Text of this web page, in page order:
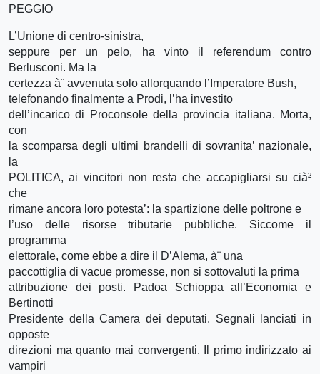
PEGGIO
L’Unione di centro-sinistra,
seppure per un pelo, ha vinto il referendum contro
Berlusconi. Ma la
certezza à¨ avvenuta solo allorquando l’Imperatore Bush,
telefonando finalmente a Prodi, l’ha investito
dell’incarico di Proconsole della provincia italiana. Morta,
con
la scomparsa degli ultimi brandelli di sovranita’ nazionale,
la
POLITICA, ai vincitori non resta che accapigliarsi su cià²
che
rimane ancora loro potesta’: la spartizione delle poltrone e
l’uso delle risorse tributarie pubbliche. Siccome il
programma
elettorale, come ebbe a dire il D’Alema, à¨ una
paccottiglia di vacue promesse, non si sottovaluti la prima
attribuzione dei posti. Padoa Schioppa all’Economia e
Bertinotti
Presidente della Camera dei deputati. Segnali lanciati in
opposte
direzioni ma quanto mai convergenti. Il primo indirizzato ai
vampiri